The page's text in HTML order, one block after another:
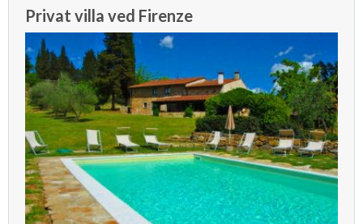
Privat villa ved Firenze